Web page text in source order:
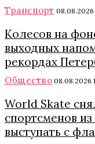
Транспорт 08.08.2026
Колесов на
выходных
рекордах
Общество 08.08.2026
World Skate
спортсменов
выступать с